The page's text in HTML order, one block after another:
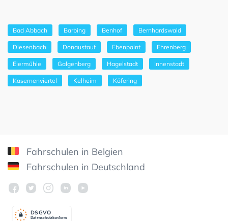
Bad Abbach Barbing Benhof Bernhardswald
Diesenbach Donaustauf Ebenpaint Ehrenberg
Eiermühle Galgenberg Hagelstadt Innenstadt
Kasernenviertel Kelheim Köfering
Fahrschulen in Belgien
Fahrschulen in Deutschland
Datenschutzkonform
DSGVO